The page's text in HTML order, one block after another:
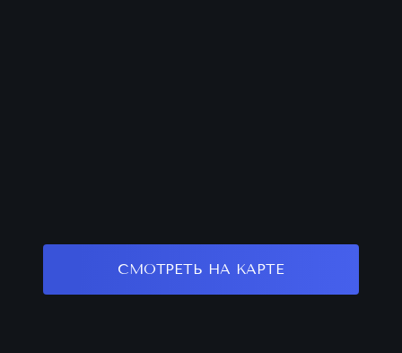
СМОТРЕТЬ НА КАРТЕ